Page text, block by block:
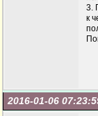
3.
к
2016-01-06